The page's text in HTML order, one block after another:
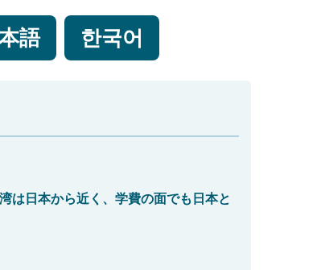
語 한국어
は日本から近く、学費の面でも日本と